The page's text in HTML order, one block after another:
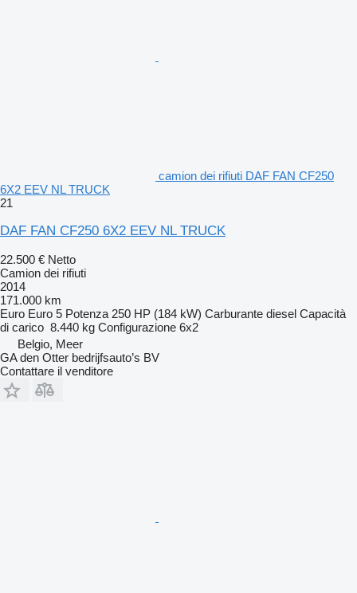
camion dei rifiuti DAF FAN CF250
6X2 EEV NL TRUCK
21
DAF FAN CF250 6X2 EEV NL TRUCK
22.500 € Netto
Camion dei rifiuti
2014
171.000 km
Euro Euro 5 Potenza 250 HP (184 kW) Carburante diesel Capacità
di carico 8.440 kg Configurazione 6x2
Belgio, Meer
GA den Otter bedrijfsauto’s BV
Contattare il venditore